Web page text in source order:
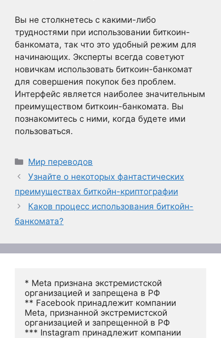
Вы не столкнетесь с какими-либо
трудностями при использовании биткоин-
банкомата, так что это удобный режим для
начинающих. Эксперты всегда советуют
новичкам использовать биткоин-банкомат
для совершения покупок без проблем.
Интерфейс является наиболее значительным
преимуществом биткоин-банкомата. Вы
познакомитесь с ними, когда будете ими
пользоваться.
Рубрики
Мир переводов
Узнайте о некоторых фантастических
преимуществах биткойн-криптографии
Каков процесс использования биткойн-
банкомата?
* Meta признана экстремистской
организацией и запрещена в РФ
** Facebook принадлежит компании
Meta, признанной экстремистской
организацией и запрещенной в РФ
*** Instagram принадлежит компании